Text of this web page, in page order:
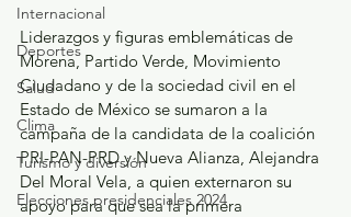
Internacional
Deportes
Salud
Clima
Turismo y diversión
Elecciones presidenciales 2024
Liderazgos y figuras emblemáticas de
Morena, Partido Verde, Movimiento
Ciudadano y de la sociedad civil en el
Estado de México se sumaron a la
campaña de la candidata de la coalición
PRI-PAN-PRD y Nueva Alianza, Alejandra
Del Moral Vela, a quien externaron su
apoyo para que sea la primera